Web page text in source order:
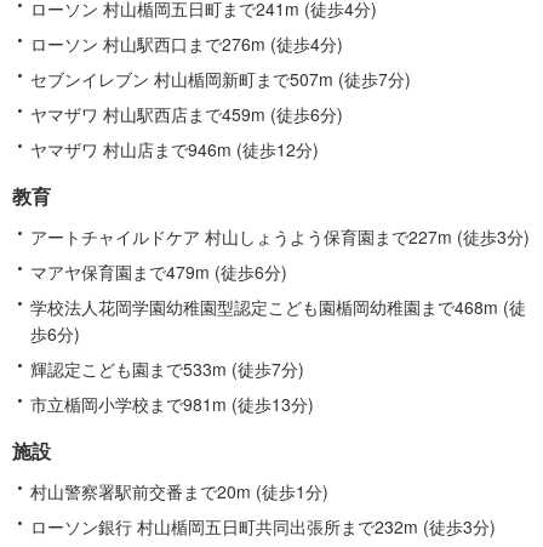
ローソン 村山楯岡五日町まで241m (徒歩4分)
ローソン 村山駅西口まで276m (徒歩4分)
セブンイレブン 村山楯岡新町まで507m (徒歩7分)
ヤマザワ 村山駅西店まで459m (徒歩6分)
ヤマザワ 村山店まで946m (徒歩12分)
教育
アートチャイルドケア 村山しょうよう保育園まで227m (徒歩3分)
マアヤ保育園まで479m (徒歩6分)
学校法人花岡学園幼稚園型認定こども園楯岡幼稚園まで468m (徒
歩6分)
輝認定こども園まで533m (徒歩7分)
市立楯岡小学校まで981m (徒歩13分)
施設
村山警察署駅前交番まで20m (徒歩1分)
ローソン銀行 村山楯岡五日町共同出張所まで232m (徒歩3分)